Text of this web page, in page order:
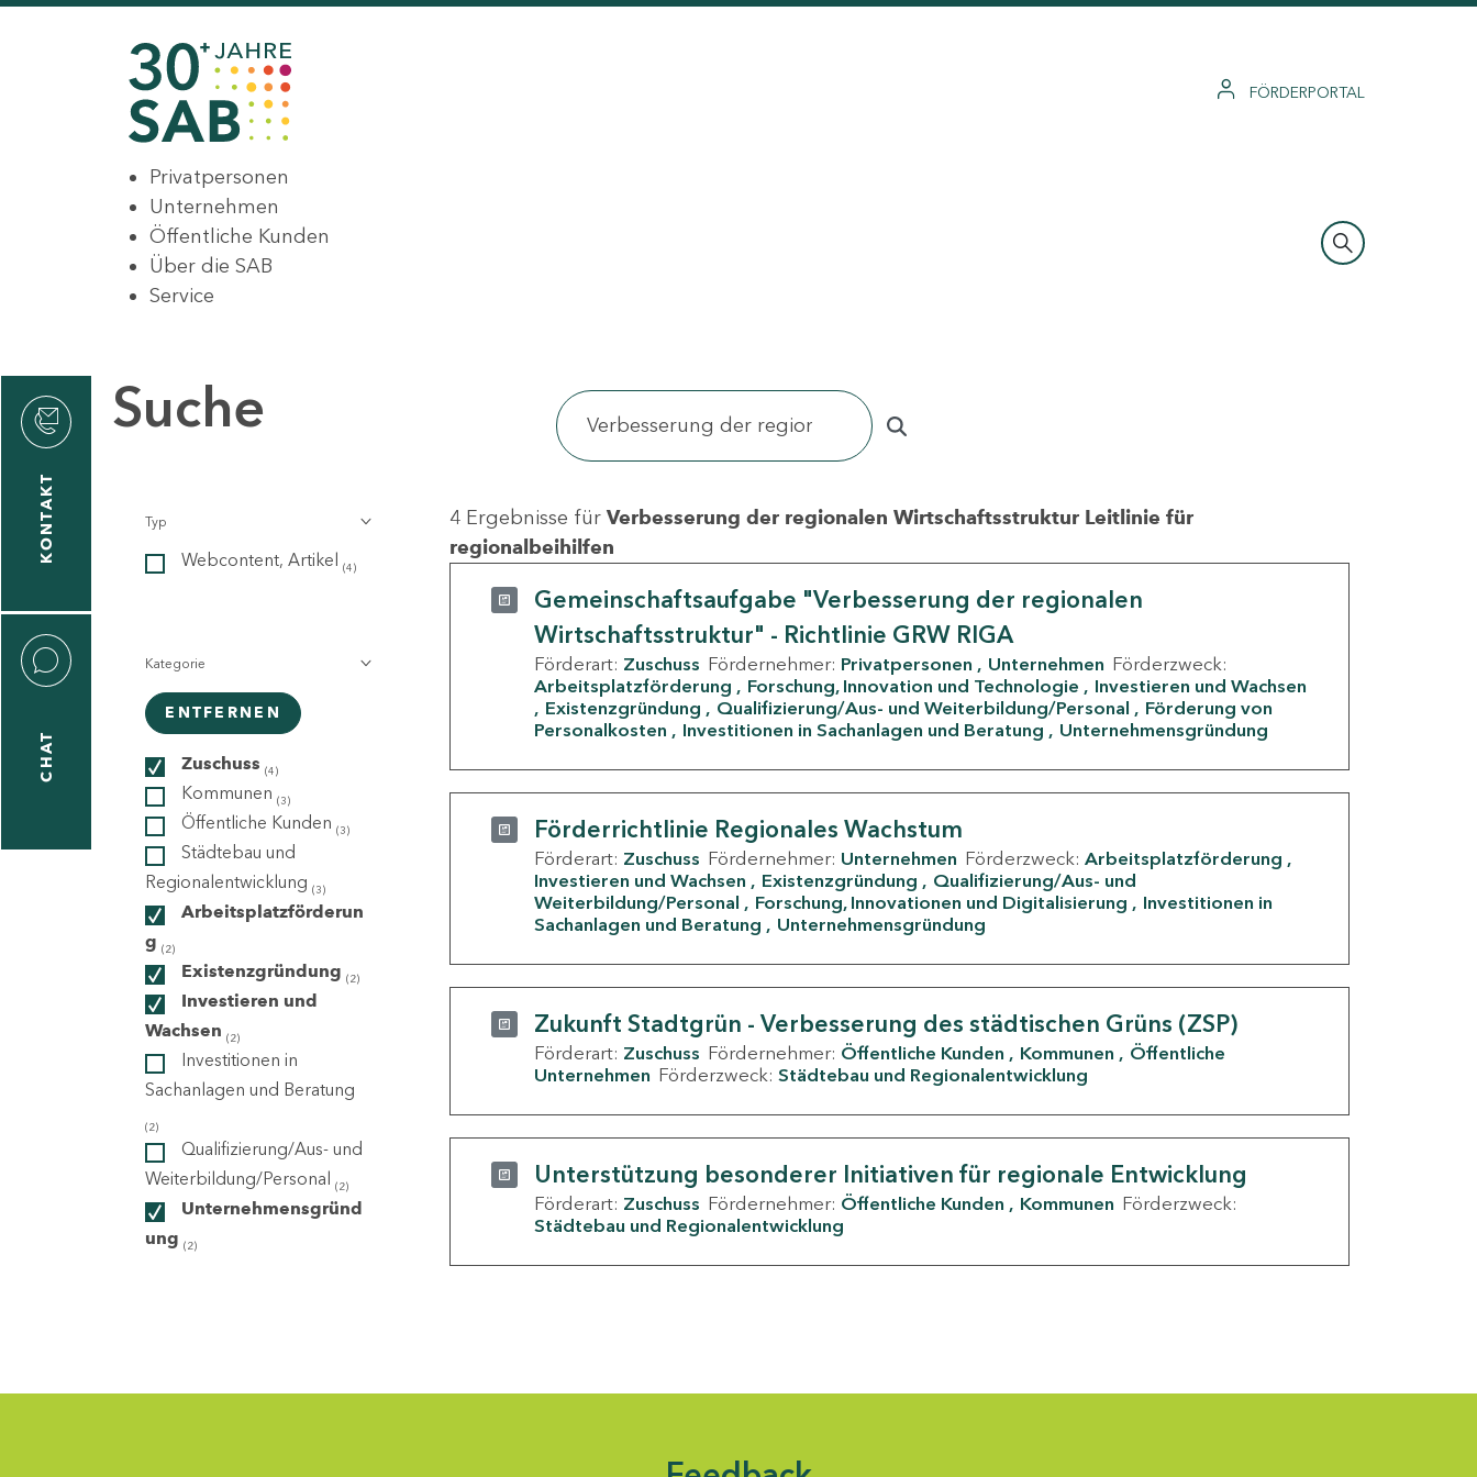
FÖRDERPORTAL
Privatpersonen
Unternehmen
Öffentliche Kunden
Über die SAB
Service
KONTAKT
CHAT
Suche
Typ
Webcontent, Artikel (4)
Kategorie
ENTFERNEN
Zuschuss (4)
Kommunen (3)
Öffentliche Kunden (3)
Städtebau und
Regionalentwicklung (3)
Arbeitsplatzförderun
g (2)
Existenzgründung (2)
Investieren und
Wachsen (2)
Investitionen in
Sachanlagen und Beratung
(2)
Qualifizierung/Aus- und
Weiterbildung/Personal (2)
Unternehmensgründ
ung (2)
4 Ergebnisse für Verbesserung der regionalen Wirtschaftsstruktur Leitlinie für
regionalbeihilfen
Gemeinschaftsaufgabe "Verbesserung der regionalen
Wirtschaftsstruktur" - Richtlinie GRW RIGA
Förderart: Zuschuss Fördernehmer: Privatpersonen Unternehmen Förderzweck:
Arbeitsplatzförderung
Forschung, Innovation und Technologie
Investieren und Wachsen
Existenzgründung
Qualifizierung/Aus- und Weiterbildung/Personal
Förderung von
Personalkosten
Investitionen in Sachanlagen und Beratung Unternehmensgründung
Förderrichtlinie Regionales Wachstum
Förderart: Zuschuss Fördernehmer: Unternehmen Förderzweck: Arbeitsplatzförderung
Investieren und Wachsen
Existenzgründung
Qualifizierung/Aus- und
Weiterbildung/Personal
Forschung, Innovationen und Digitalisierung
Investitionen in
Sachanlagen und Beratung
Unternehmensgründung
Zukunft Stadtgrün - Verbesserung des städtischen Grüns (ZSP)
Förderart: Zuschuss Fördernehmer: Öffentliche Kunden Kommunen
Öffentliche
Unternehmen Förderzweck: Städtebau und Regionalentwicklung
Unterstützung besonderer Initiativen für regionale Entwicklung
Förderart: Zuschuss Fördernehmer: Öffentliche Kunden Kommunen Förderzweck:
Städtebau und Regionalentwicklung